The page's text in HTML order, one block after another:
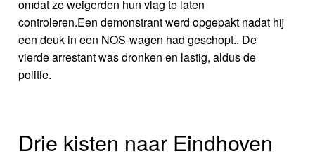
omdat ze weigerden hun vlag te laten
controleren.Een demonstrant werd opgepakt nadat hij
een deuk in een NOS-wagen had geschopt.. De
vierde arrestant was dronken en lastig, aldus de
politie.
Drie kisten naar Eindhoven